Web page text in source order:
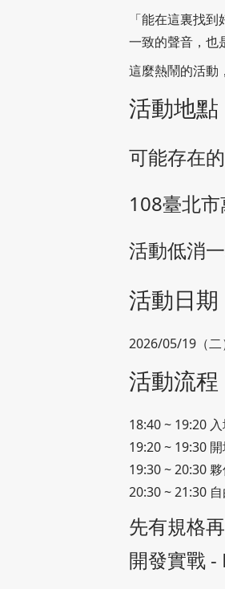
「能在這裏找
一致的聲音，也
這麼熱鬧的活動
活動地點
可能存在
108臺北
活動低消
活動日期
2026/05/19（
活動流程
18:40 ~ 19:20
19:20 ~ 19:30
19:30 ~ 20:30
20:30 ~ 21:30
先有規格
開發實戰 -